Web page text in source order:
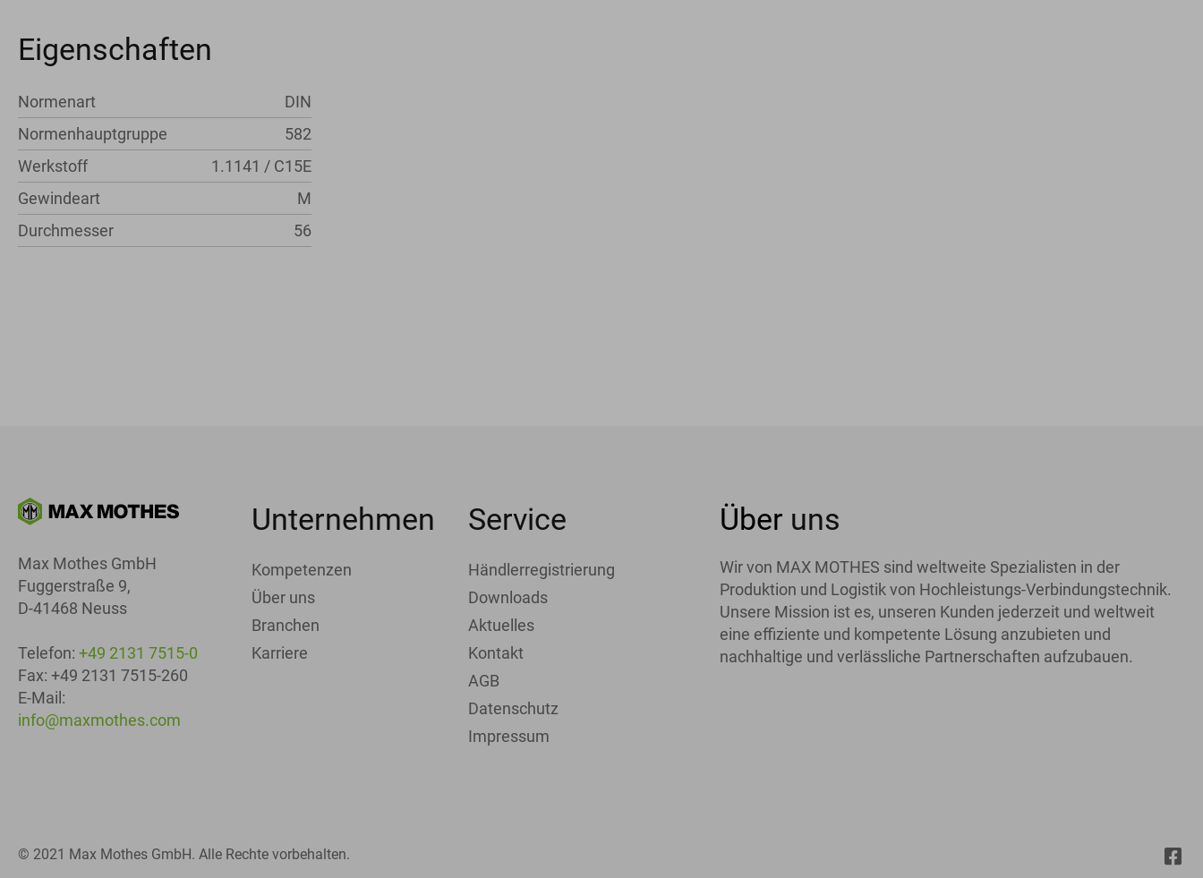
Eigenschaften
Normenart
DIN
Normenhauptgruppe
582
Werkstoff
1.1141 / C15E
Gewindeart
M
Durchmesser
56
Max Mothes GmbH
Fuggerstraße 9,
D-41468 Neuss
Telefon: +49 2131 7515-0
Fax: +49 2131 7515-260
E-Mail:
info@maxmothes.com
Unternehmen
Kompetenzen
Über uns
Branchen
Karriere
Service
Händlerregistrierung
Downloads
Aktuelles
Kontakt
AGB
Datenschutz
Impressum
Über uns
Wir von MAX MOTHES sind weltweite Spezialisten in der
Produktion und Logistik von Hochleistungs-Verbindungstechnik.
Unsere Mission ist es, unseren Kunden jederzeit und weltweit
eine effiziente und kompetente Lösung anzubieten und
nachhaltige und verlässliche Partnerschaften aufzubauen.
© 2021 Max Mothes GmbH. Alle Rechte vorbehalten.